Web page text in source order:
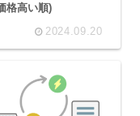
格高い順)
2024.09.20